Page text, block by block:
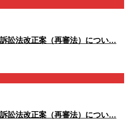
訟法改正案（再審法）につい…
訟法改正案（再審法）につい…